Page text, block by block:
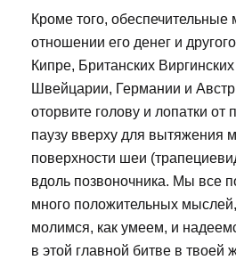
Кроме того,
отношении его денег и
Кипре, Британских
Швейцарии, Германии и
оторвите голову и лопатки от
паузу вверху для вытяжения
поверхности шеи
вдоль позвоночника. Мы все
много положительных
молимся, как умеем, и
в этой главной битве в твоей